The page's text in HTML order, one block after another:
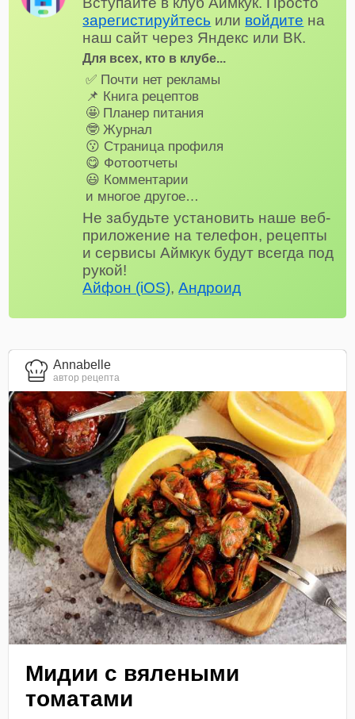
зарегистируйтесь или войдите на
наш сайт через Яндекс или ВК.
Для всех, кто в клубе...
✅ Почти нет рекламы
📌 Книга рецептов
🤩 Планер питания
🤓 Журнал
😗 Страница профиля
😋 Фотоотчеты
😃 Комментарии
и многое другое…
Не забудьте установить наше веб-
приложение на телефон, рецепты
и сервисы Аймкук будут всегда под
рукой!
Айфон (iOS),Андроид
Annabelle
автор рецепта
Мидии с вялеными
томатами